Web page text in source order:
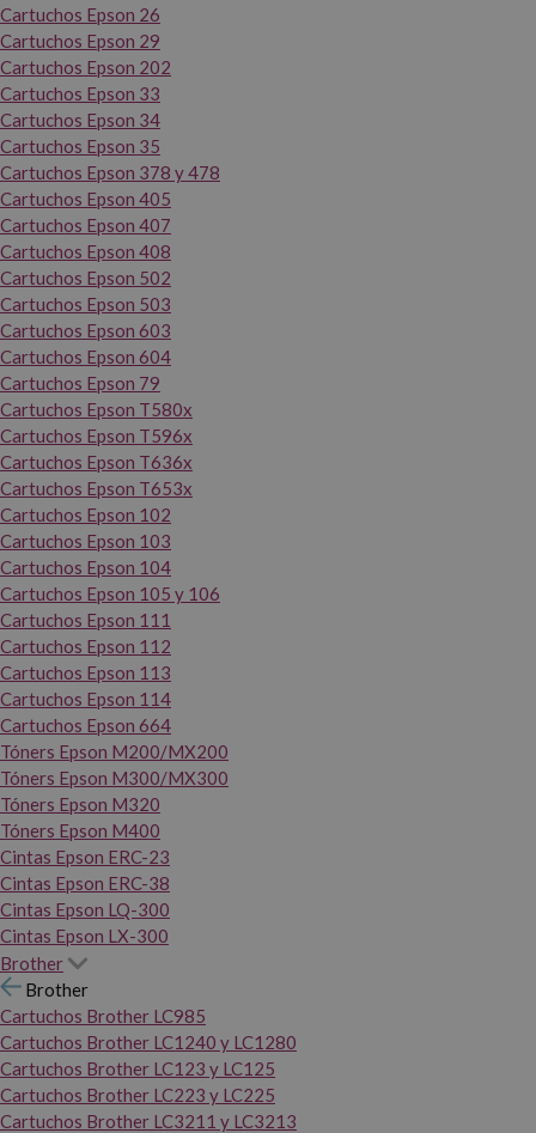
Cartuchos Epson 26
Cartuchos Epson 29
Cartuchos Epson 202
Cartuchos Epson 33
Cartuchos Epson 34
Cartuchos Epson 35
Cartuchos Epson 378 y 478
Cartuchos Epson 405
Cartuchos Epson 407
Cartuchos Epson 408
Cartuchos Epson 502
Cartuchos Epson 503
Cartuchos Epson 603
Cartuchos Epson 604
Cartuchos Epson 79
Cartuchos Epson T580x
Cartuchos Epson T596x
Cartuchos Epson T636x
Cartuchos Epson T653x
Cartuchos Epson 102
Cartuchos Epson 103
Cartuchos Epson 104
Cartuchos Epson 105 y 106
Cartuchos Epson 111
Cartuchos Epson 112
Cartuchos Epson 113
Cartuchos Epson 114
Cartuchos Epson 664
Tóners Epson M200/MX200
Tóners Epson M300/MX300
Tóners Epson M320
Tóners Epson M400
Cintas Epson ERC-23
Cintas Epson ERC-38
Cintas Epson LQ-300
Cintas Epson LX-300
Brother
Brother
Cartuchos Brother LC985
Cartuchos Brother LC1240 y LC1280
Cartuchos Brother LC123 y LC125
Cartuchos Brother LC223 y LC225
Cartuchos Brother LC3211 y LC3213